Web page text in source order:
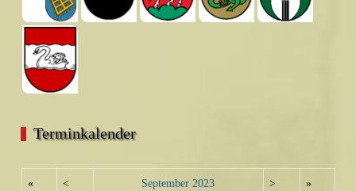
Terminkalender
« < September 2023 > »